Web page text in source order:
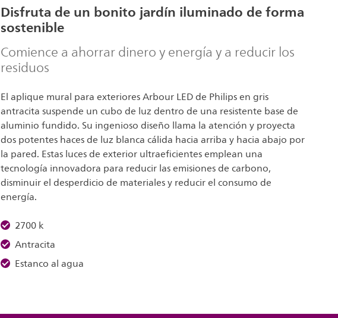
Disfruta de un bonito jardín iluminado de forma
sostenible
Comience a ahorrar dinero y energía y a reducir los
residuos
El aplique mural para exteriores Arbour LED de Philips en gris
antracita suspende un cubo de luz dentro de una resistente base de
aluminio fundido. Su ingenioso diseño llama la atención y proyecta
dos potentes haces de luz blanca cálida hacia arriba y hacia abajo por
la pared. Estas luces de exterior ultraeficientes emplean una
tecnología innovadora para reducir las emisiones de carbono,
disminuir el desperdicio de materiales y reducir el consumo de
energía.
2700 k
Antracita
Estanco al agua